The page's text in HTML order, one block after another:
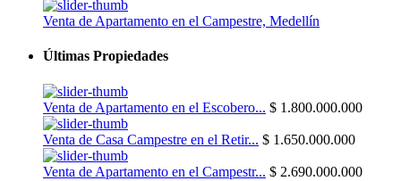
Venta de Apartamento en el Campestre, Medellín
Últimas Propiedades
Venta de Apartamento en el Escobero... $ 1.800.000.000
Venta de Casa Campestre en el Retir... $ 1.650.000.000
Venta de Apartamento en el Campestr... $ 2.690.000.000